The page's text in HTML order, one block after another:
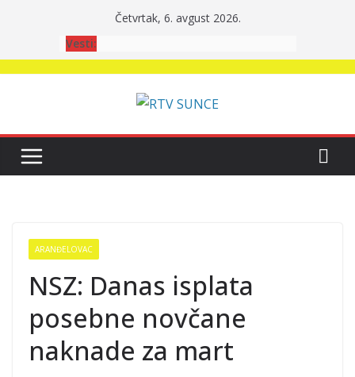
Četvrtak, 6. avgust 2026.
Vesti:
ARANĐELOVAC
NSZ: Danas isplata
posebne novčane
naknade za mart